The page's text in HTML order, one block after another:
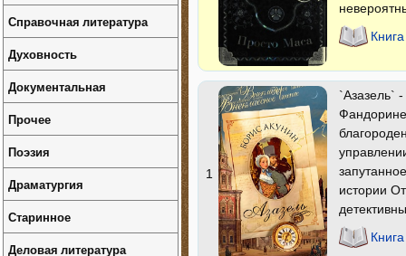
1
`Азазель`
истории
Справочная литература
Духовность
Документальная
Прочее
Поэзия
Драматургия
Старинное
Деловая литература